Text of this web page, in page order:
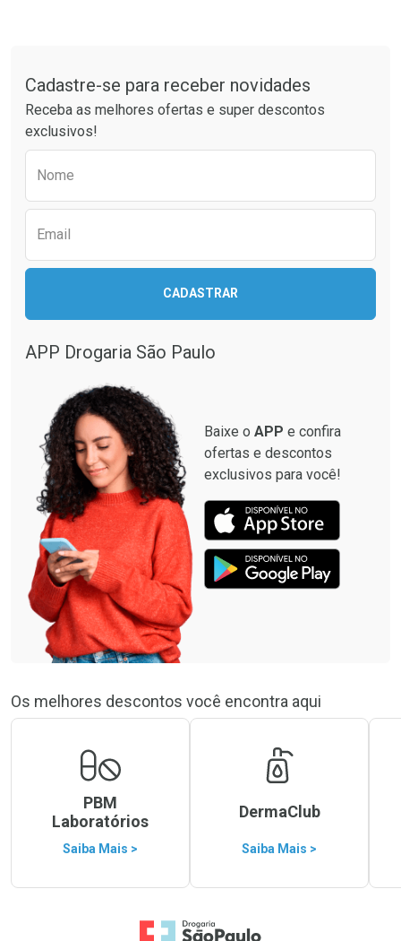
Cadastre-se para receber novidades
Receba as melhores ofertas e super descontos
exclusivos!
Nome
Email
CADASTRAR
APP Drogaria São Paulo
Baixe o APP e confira
ofertas e descontos
exclusivos para você!
Os melhores descontos você encontra aqui
PBM
Laboratórios
Saiba Mais >
DermaClub
Saiba Mais >
Ir para a Home